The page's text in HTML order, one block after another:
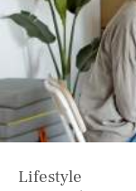
Lifestyle